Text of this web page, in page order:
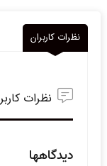
نظرات کاربران
نظرات
دیدگاهها